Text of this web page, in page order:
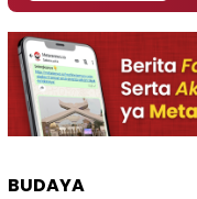
BUDAYA